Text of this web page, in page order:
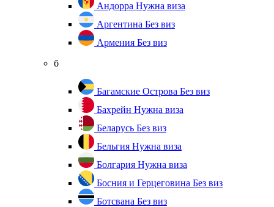
Андорра Нужна виза
Аргентина Без виз
Армения Без виз
б
Багамские Острова Без виз
Бахрейн Нужна виза
Беларусь Без виз
Бельгия Нужна виза
Болгария Нужна виза
Босния и Герцеговина Без виз
Ботсвана Без виз